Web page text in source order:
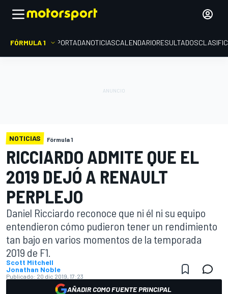
FÓRMULA 1 PORTADANOTICIASCALENDARIORESULTADOS
NOTICIAS Fórmula 1
RICCIARDO ADMITE QUE EL
2019 DEJÓ A RENAULT
PERPLEJO
Daniel Ricciardo reconoce que ni él ni su equipo
entendieron cómo pudieron tener un rendimiento
tan bajo en varios momentos de la temporada
2019 de F1.
Scott Mitchell
Jonathan Noble
Publicado: 20 dic 2019, 17:23
AÑADIR COMO FUENTE PRINCIPAL